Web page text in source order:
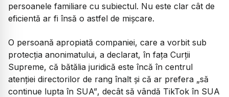
persoanele familiare cu subiectul. Nu este clar cât de
eficientă ar fi însă o astfel de mișcare.
O persoană apropiată companiei, care a vorbit sub
protecția anonimatului, a declarat, în fața Curții
Supreme, că bătălia juridică este încă în centrul
atenției directorilor de rang înalt și că ar prefera „să
continue lupta în SUA”, decât să vândă TikTok în SUA